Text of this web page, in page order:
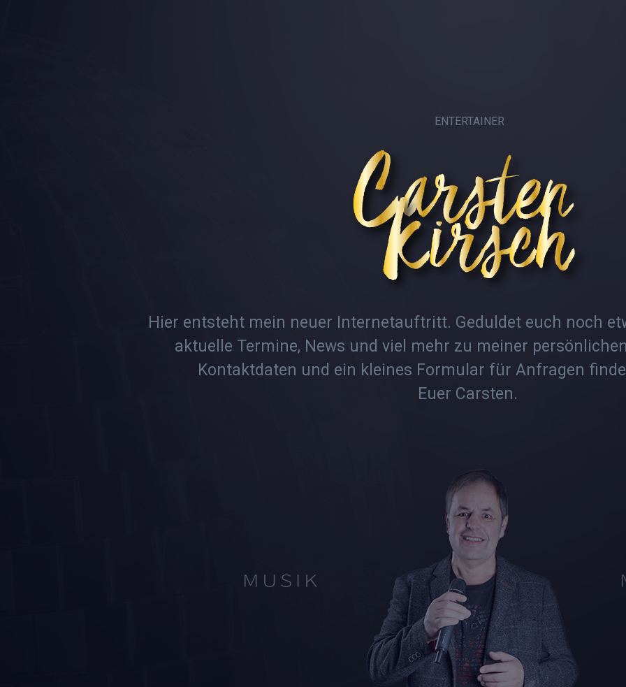
ENTERTAINER
Hier entsteht mein neuer Internetauftritt. Geduldet euch noch
aktuelle Termine, News und viel mehr zu meiner
Kontaktdaten und ein kleines Formular für Anfragen
Euer Carsten.